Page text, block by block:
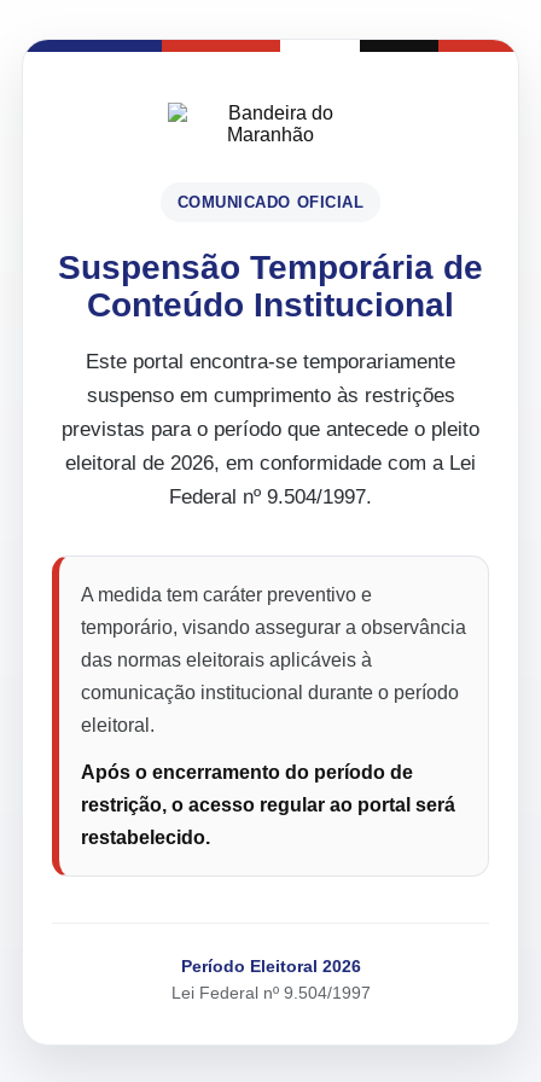
COMUNICADO OFICIAL
Suspensão Temporária de
Conteúdo Institucional
Este portal encontra-se temporariamente
suspenso em cumprimento às restrições
previstas para o período que antecede o pleito
eleitoral de 2026, em conformidade com a Lei
Federal nº 9.504/1997.
A medida tem caráter preventivo e
temporário, visando assegurar a observância
das normas eleitorais aplicáveis à
comunicação institucional durante o período
eleitoral.
Após o encerramento do período de
restrição, o acesso regular ao portal será
restabelecido.
Período Eleitoral 2026
Lei Federal nº 9.504/1997